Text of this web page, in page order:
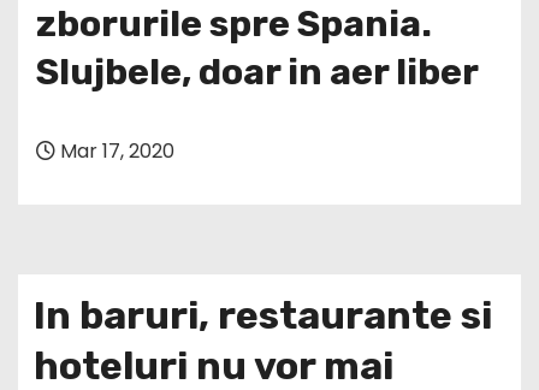
zborurile spre Spania.
Slujbele, doar in aer liber
Mar 17, 2020
In baruri, restaurante si
hoteluri nu vor mai